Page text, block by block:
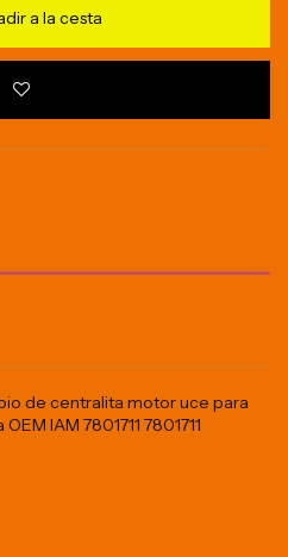
a la cesta
de centralita motor uce para
IAM 7801711 7801711